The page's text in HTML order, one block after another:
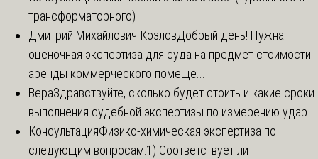
трансформаторного)
Дмитрий Михайлович КозловДобрый день! Нужна
оценочная экспертиза для суда на предмет стоимости
аренды коммерческого помеще...
ВераЗдравствуйте, сколько будет стоить и какие сроки
выполнения судебной экспертизы по измерению удар...
КонсультацияФизико-химическая экспертиза по
следующим вопросам:1) Соответствует ли